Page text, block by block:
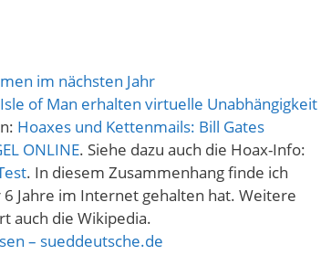
im nächsten Jahr
of Man erhalten virtuelle Unabhängigkeit
Hoaxes und Kettenmails: Bill Gates
ONLINE. Siehe dazu auch die Hoax-Info:
. In diesem Zusammenhang finde ich
Jahre im Internet gehalten hat. Weitere
auch die Wikipedia.
– sueddeutsche.de